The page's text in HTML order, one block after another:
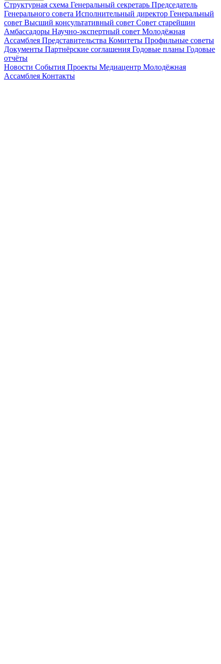
Структурная схема Генеральный секретарь Председатель
Генерального совета Исполнительный директор Генеральный
совет Высший консультативный совет Совет старейшин
Амбассадоры Научно-экспертный совет Молодёжная
Ассамблея Представительства Комитеты Профильные советы
Документы Партнёрские соглашения Годовые планы Годовые
отчёты
Новости События Проекты Медиацентр Молодёжная
Ассамблея Контакты